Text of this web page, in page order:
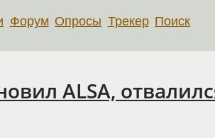
Форум Опросы Трекер Поиск
ALSA,